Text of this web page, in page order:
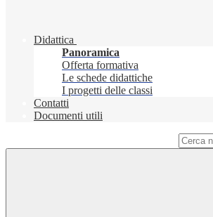
Didattica
Panoramica
Offerta formativa
Le schede didattiche
I progetti delle classi
Contatti
Documenti utili